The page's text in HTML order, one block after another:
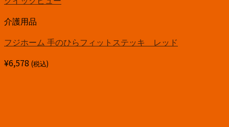
介護用品
フジホーム 手のひらフィットステッキ レッド
¥6,578 (税込)